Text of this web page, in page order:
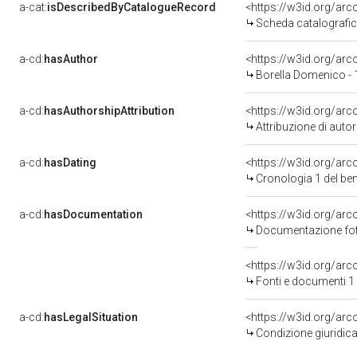
a-cat:isDescribedByCatalogueRecord
<https://w3id.org/
Scheda
a-cd:hasAuthor
<https://w3id.org/
Borella Domenico -
a-cd:hasAuthorshipAttribution
<https://w3id.org/
Attribuzione di
a-cd:hasDating
<https://w3id.org/
Cronologia 1 del
a-cd:hasDocumentation
Documentazione
<https://w3id.org/
Fonti e documenti
a-cd:hasLegalSituation
Condizione